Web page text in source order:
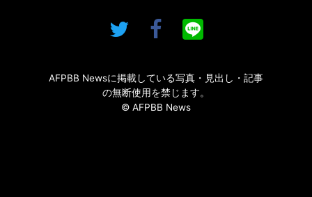
AFPBB Newsに掲載している写真・見出し・記事
の無断使用を禁じます。
© AFPBB News